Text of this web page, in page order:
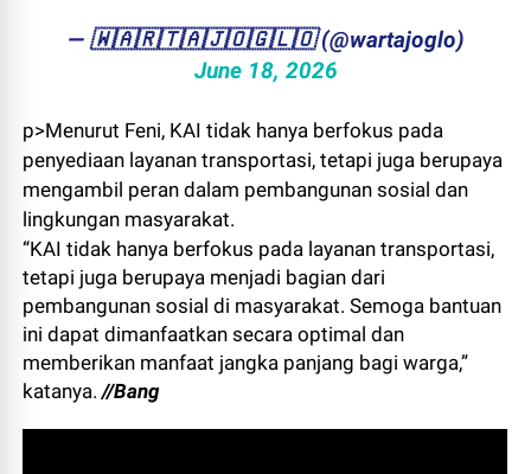
— ​🇼​​🇦​​🇷​​🇹​​🇦​​🇯​​🇴​​🇬​​🇱​​🇴 (@wartajoglo)
June 18, 2026
p>Menurut Feni, KAI tidak hanya berfokus pada
penyediaan layanan transportasi, tetapi juga berupaya
mengambil peran dalam pembangunan sosial dan
lingkungan masyarakat.
“KAI tidak hanya berfokus pada layanan transportasi,
tetapi juga berupaya menjadi bagian dari
pembangunan sosial di masyarakat. Semoga bantuan
ini dapat dimanfaatkan secara optimal dan
memberikan manfaat jangka panjang bagi warga,”
katanya.//Bang